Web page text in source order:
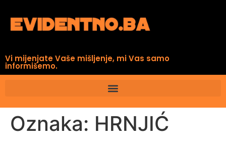
Vi mijenjate Vaše mišljenje, mi Vas samo
informišemo.
Oznaka: HRNJIĆ